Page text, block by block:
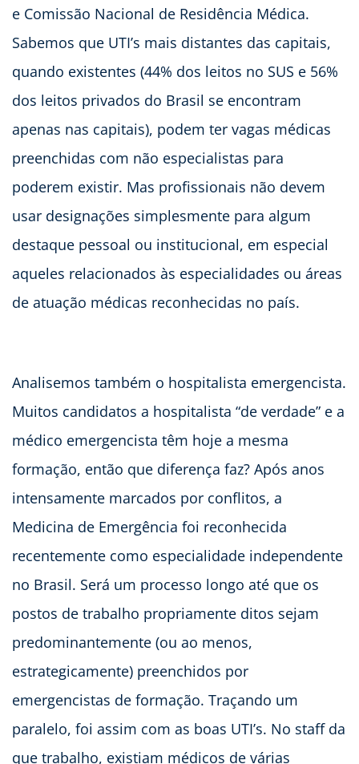
e Comissão Nacional de Residência Médica.
Sabemos que UTI’s mais distantes das capitais,
quando existentes (44% dos leitos no SUS e 56%
dos leitos privados do Brasil se encontram
apenas nas capitais), podem ter vagas médicas
preenchidas com não especialistas para
poderem existir. Mas profissionais não devem
usar designações simplesmente para algum
destaque pessoal ou institucional, em especial
aqueles relacionados às especialidades ou áreas
de atuação médicas reconhecidas no país.
Analisemos também o hospitalista emergencista.
Muitos candidatos a hospitalista “de verdade” e a
médico emergencista têm hoje a mesma
formação, então que diferença faz? Após anos
intensamente marcados por conflitos, a
Medicina de Emergência foi reconhecida
recentemente como especialidade independente
no Brasil. Será um processo longo até que os
postos de trabalho propriamente ditos sejam
predominantemente (ou ao menos,
estrategicamente) preenchidos por
emergencistas de formação. Traçando um
paralelo, foi assim com as boas UTI’s. No staff da
que trabalho, existiam médicos de várias